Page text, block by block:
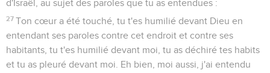
d'Israël, au sujet des paroles que tu as entendues :
27 Ton cœur a été touché, tu t'es humilié devant Dieu en
entendant ses paroles contre cet endroit et contre ses
habitants, tu t'es humilié devant moi, tu as déchiré tes habits
et tu as pleuré devant moi. Eh bien, moi aussi, j'ai entendu